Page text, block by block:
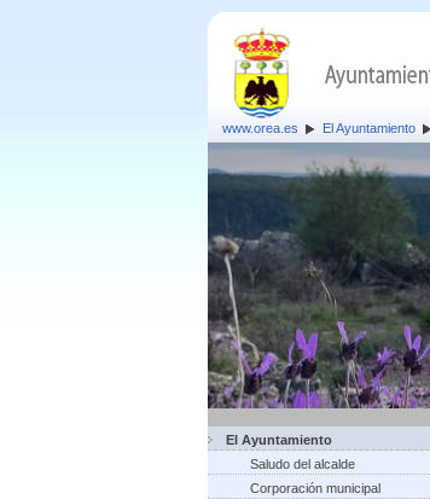
www.orea.es El Ayuntamiento
El Ayuntamiento
Saludo del alcalde
Corporación municipal